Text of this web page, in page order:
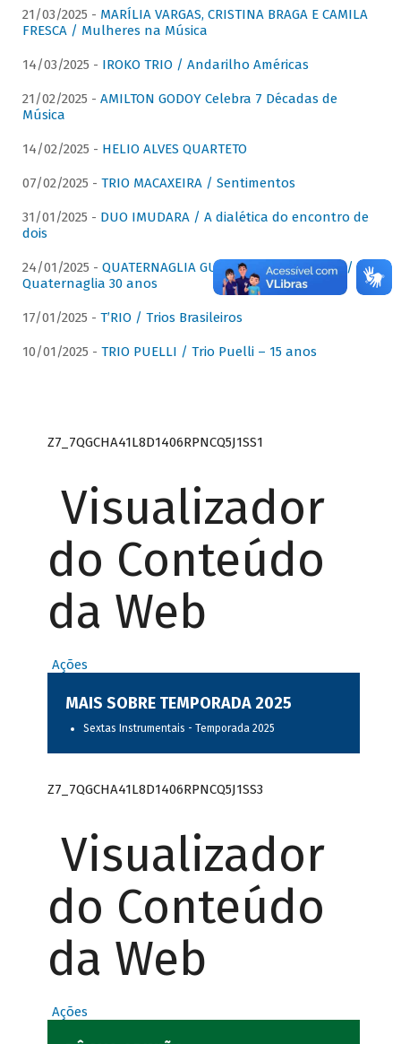
21/03/2025 - MARÍLIA VARGAS, CRISTINA BRAGA E CAMILA
FRESCA / Mulheres na Música
14/03/2025 - IROKO TRIO / Andarilho Américas
21/02/2025 - AMILTON GODOY Celebra 7 Décadas de
Música
14/02/2025 - HELIO ALVES QUARTETO
07/02/2025 - TRIO MACAXEIRA / Sentimentos
31/01/2025 - DUO IMUDARA / A dialética do encontro de
dois
24/01/2025 - QUATERNAGLIA GUITAR QUARTET (QGQ) /
Quaternaglia 30 anos
17/01/2025 - T’RIO / Trios Brasileiros
10/01/2025 - TRIO PUELLI / Trio Puelli – 15 anos
Z7_7QGCHA41L8D1406RPNCQ5J1SS1
Visualizador
do Conteúdo
da Web
Ações
MAIS SOBRE TEMPORADA 2025
Sextas Instrumentais - Temporada 2025
Z7_7QGCHA41L8D1406RPNCQ5J1SS3
Visualizador
do Conteúdo
da Web
Ações